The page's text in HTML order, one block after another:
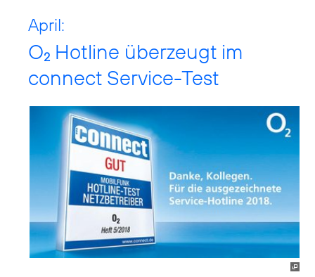
April:
O2 Hotline überzeugt im
connect Service-Test